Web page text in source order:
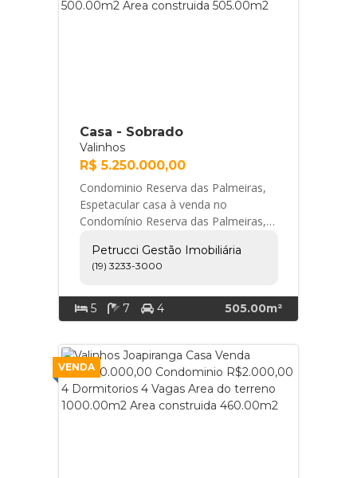
Casa - Sobrado
Valinhos
R$ 5.250.000,00
Condominio Reserva das Palmeiras,
Espetacular casa à venda no
Condomínio Reserva das Palmeiras,
sofisticado, totalmente autom...
Petrucci Gestão Imobiliária
Petrucci Gestão Imobiliária
(19) 3233-3000
5 7 4 505.00m²
VENDA